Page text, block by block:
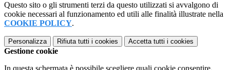
Questo sito o gli strumenti terzi da questo utilizzati si avvalgono di
cookie necessari al funzionamento ed utili alle finalità illustrate nella
COOKIE POLICY.
Personalizza Rifiuta tutti i cookies Accetta tutti i cookies
Gestione cookie
In questa schermata è possibile scegliere quali cookie consentire.